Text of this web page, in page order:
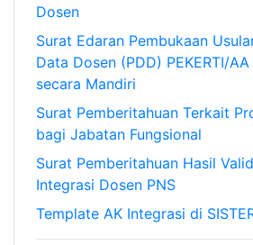
Dosen
Surat Edaran Pembukaan
Data Dosen (PDD) PEKERTI/
secara Mandiri
Surat Pemberitahuan Terkait
bagi Jabatan Fungsional
Surat Pemberitahuan Hasil
Integrasi Dosen PNS
Template AK Integrasi di